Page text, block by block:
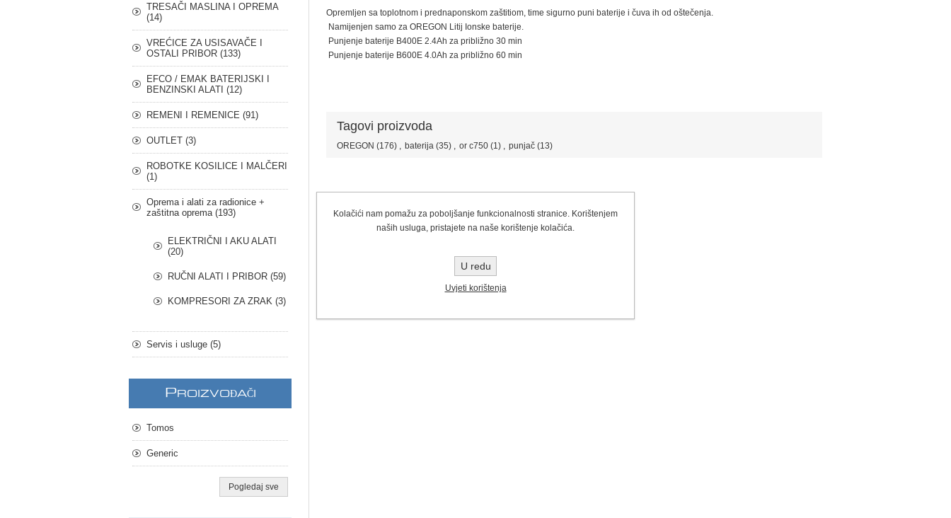
Opremljen sa toplotnom i prednaponskom zaštitiom, time sigurno puni baterije i čuva ih od oštečenja.
Namijenjen samo za OREGON Litij Ionske baterije.
Punjenje baterije B400E 2.4Ah za približno 30 min
Punjenje baterije B600E 4.0Ah za približno 60 min
Tagovi proizvoda
OREGON (176) , baterija (35) , or c750 (1) , punjač (13)
TRESAČI MASLINA I OPREMA
(14)
VREĆICE ZA USISAVAČE I
OSTALI PRIBOR (133)
EFCO / EMAK BATERIJSKI I
BENZINSKI ALATI (12)
REMENI I REMENICE (91)
OUTLET (3)
ROBOTKE KOSILICE I MALČERI
(1)
Oprema i alati za radionice +
zaštitna oprema (193)
ELEKTRIČNI I AKU ALATI
(20)
RUČNI ALATI I PRIBOR (59)
KOMPRESORI ZA ZRAK (3)
Servis i usluge (5)
PROIZVOĐAČI
Tomos
Generic
Pogledaj sve
Kolačići nam pomažu za poboljšanje funkcionalnosti stranice. Korištenjem
naših usluga, pristajete na naše korištenje kolačića.
U redu
Uvjeti korištenja